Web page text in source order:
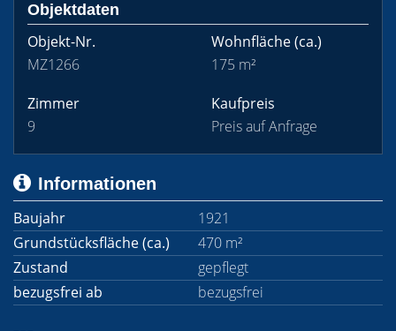
Objektdaten
Objekt-Nr.
MZ1266
Wohnfläche(ca.)
175 m²
Zimmer
9
Kaufpreis
Preis auf Anfrage
Informationen
Baujahr
1921
Grundstücksfläche (ca.)
470 m²
Zustand
gepflegt
bezugsfrei ab
bezugsfrei